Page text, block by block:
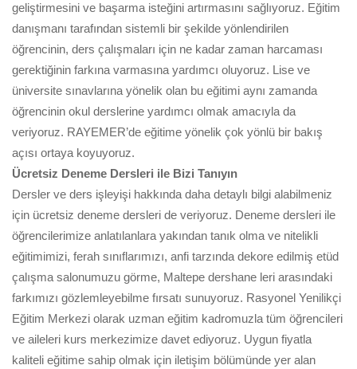
geliştirmesini ve başarma isteğini artırmasını sağlıyoruz. Eğitim
danışmanı tarafından sistemli bir şekilde yönlendirilen
öğrencinin, ders çalışmaları için ne kadar zaman harcaması
gerektiğinin farkına varmasına yardımcı oluyoruz. Lise ve
üniversite sınavlarına yönelik olan bu eğitimi aynı zamanda
öğrencinin okul derslerine yardımcı olmak amacıyla da
veriyoruz. RAYEMER’de eğitime yönelik çok yönlü bir bakış
açısı ortaya koyuyoruz.
Ücretsiz Deneme Dersleri ile Bizi Tanıyın
Dersler ve ders işleyişi hakkında daha detaylı bilgi alabilmeniz
için ücretsiz deneme dersleri de veriyoruz. Deneme dersleri ile
öğrencilerimize anlatılanlara yakından tanık olma ve nitelikli
eğitimimizi, ferah sınıflarımızı, anfi tarzında dekore edilmiş etüd
çalışma salonumuzu görme, Maltepe dershane leri arasındaki
farkımızı gözlemleyebilme fırsatı sunuyoruz. Rasyonel Yenilikçi
Eğitim Merkezi olarak uzman eğitim kadromuzla tüm öğrencileri
ve aileleri kurs merkezimize davet ediyoruz. Uygun fiyatla
kaliteli eğitime sahip olmak için iletişim bölümünde yer alan